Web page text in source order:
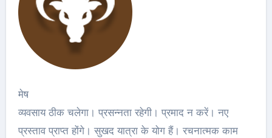
मेष
व्यवसाय ठीक चलेगा। प्रसन्नता रहेगी। प्रमाद न करें। नए
प्रस्ताव प्राप्त होंगे। सुखद यात्रा के योग हैं। रचनात्मक काम